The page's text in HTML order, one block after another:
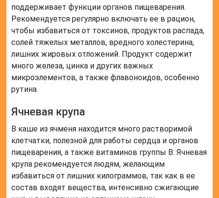
поддерживает функции органов пищеварения.
Рекомендуется регулярно включать ее в рацион,
чтобы избавиться от токсинов, продуктов распада,
солей тяжелых металлов, вредного холестерина,
лишних жировых отложений. Продукт содержит
много железа, цинка и других важных
микроэлементов, а также флавоноидов, особенно
рутина.
Ячневая крупа
В каше из ячменя находится много растворимой
клетчатки, полезной для работы сердца и органов
пищеварения, а также витаминов группы B. Ячневая
крупа рекомендуется людям, желающим
избавиться от лишних килограммов, так как в ее
состав входят вещества, интенсивно сжигающие